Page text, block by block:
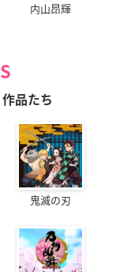
内山昂輝
品たち
鬼滅の刃